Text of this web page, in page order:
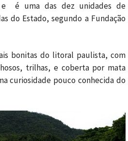
e é uma das dez unidades de
do Estado, segundo a Fundação
bonitas do litoral paulista, com
trilhas, e coberta por mata
curiosidade pouco conhecida do